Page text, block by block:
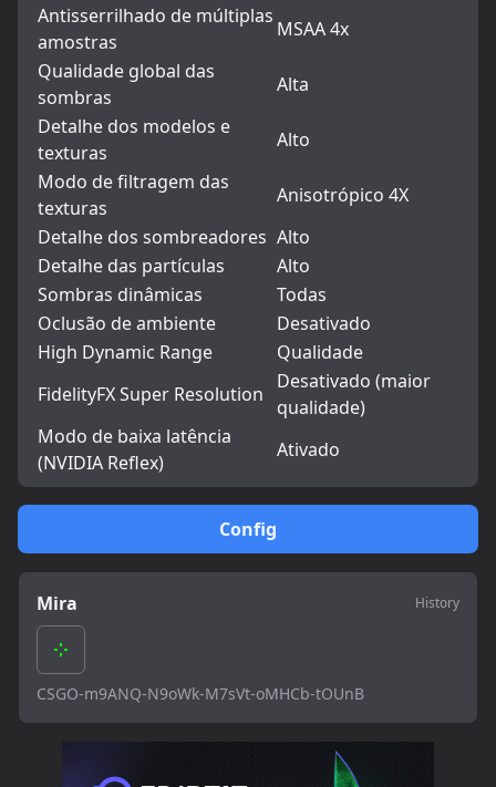
Config
Mira History
CSGO-m9ANQ-N9oWk-M7sVt-oMHCb-tOUnB
Antisserrilhado de múltiplas
amostras
MSAA 4x
Qualidade global das
sombras
Alta
Detalhe dos modelos e
texturas
Alto
Modo de filtragem das
texturas
Anisotrópico 4X
Detalhe dos sombreadores Alto
Detalhe das partículas
Alto
Sombras dinâmicas
Todas
Oclusão de ambiente
Desativado
High Dynamic Range
Qualidade
FidelityFX Super Resolution
Desativado (maior
qualidade)
Modo de baixa latência
(NVIDIA Reflex)
Ativado